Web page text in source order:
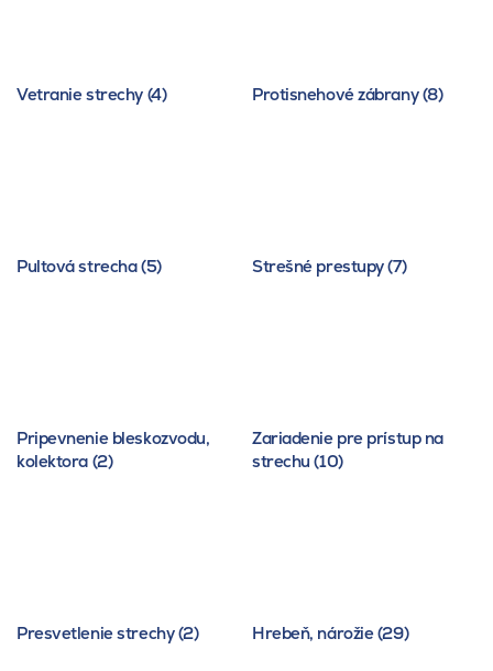
Vetranie strechy (4) Protisnehové zábrany (8)
Pultová strecha (5) Strešné prestupy (7)
Pripevnenie bleskozvodu,
kolektora (2)
Zariadenie pre prístup na
strechu (10)
Presvetlenie strechy (2) Hrebeň, nárožie (29)